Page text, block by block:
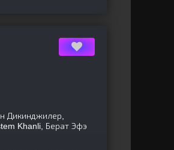
Дикинджилер,
Khanli, Берат Эфэ